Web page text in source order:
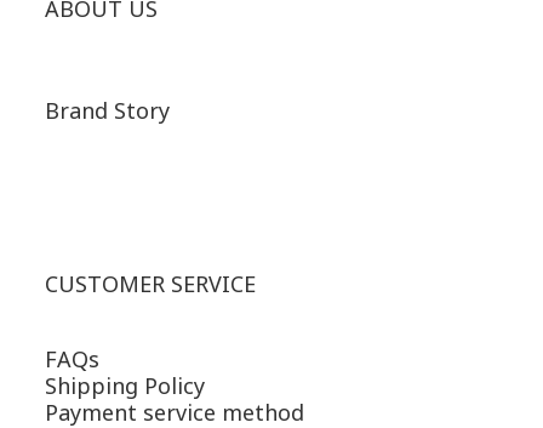
ABOUT US
Brand Story
CUSTOMER SERVICE
FAQs
Shipping Policy
Payment service method